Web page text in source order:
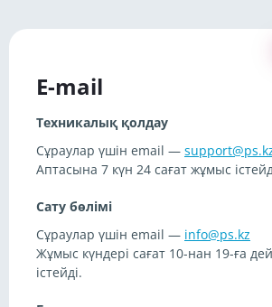
E-mail
Техникалық қолдау
Сұраулар үшін email —
Аптасына 7 күн 24 сағат жұмыс
Сату бөлімі
Сұраулар үшін email — info@ps.kz
Жұмыс күндері сағат 10-нан 19-ға
істейді.